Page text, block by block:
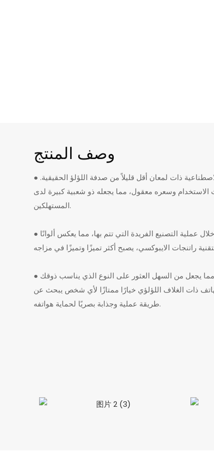
وصف المنتج
● صدفة الأوبال هي نوع من القشرة الاصطناعية ذات لمعان أقل قليلاً من صدفة اللؤلؤ الحقيقية.
الاستخدام وسعره معقول، مما يجعله ذو شعبية كبيرة لدى
المستهلكين.
● تقدم قشرة الأوبال أنماطًا فريدة من خلال عملية التصنيع الفريدة التي تتم بها، مما يعكس ألوانًا
● وهي متوفرة بألوان وأنماط مختلفة، مما يجعل من السهل العثور على النوع الذي يناسب ذوقك
ذات الغلاف اللؤلؤي خيارًا ممتازًا لأي شخص يبحث عن
طريقة عملية وجذابة بصريًا لحماية هواتفه.